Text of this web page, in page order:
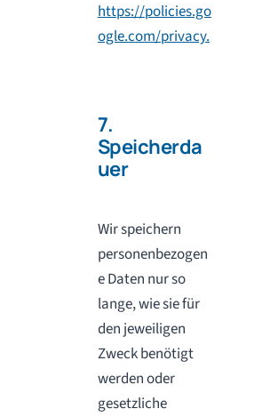
https://policies.go
ogle.com/privacy.
7.
Speicherda
uer
Wir speichern
personenbezogen
e Daten nur so
lange, wie sie für
den jeweiligen
Zweck benötigt
werden oder
gesetzliche